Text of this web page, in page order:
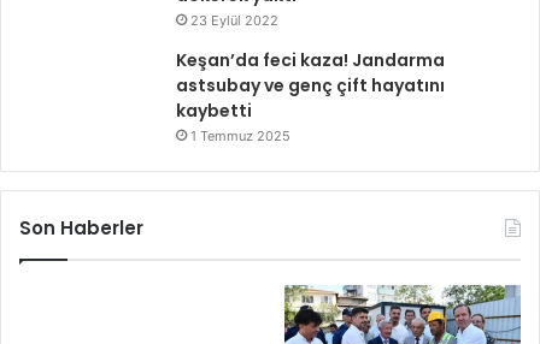
23 Eylül 2022
Keşan’da feci kaza! Jandarma
astsubay ve genç çift hayatını
kaybetti
1 Temmuz 2025
Son Haberler